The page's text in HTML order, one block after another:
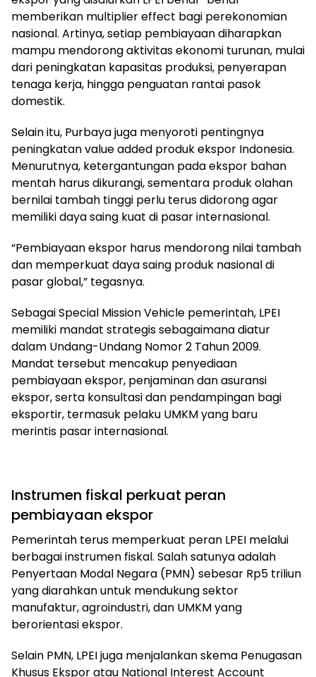
memberikan multiplier effect bagi perekonomian
nasional. Artinya, setiap pembiayaan diharapkan
mampu mendorong aktivitas ekonomi turunan, mulai
dari peningkatan kapasitas produksi, penyerapan
tenaga kerja, hingga penguatan rantai pasok
domestik.
Selain itu, Purbaya juga menyoroti pentingnya
peningkatan value added produk ekspor Indonesia.
Menurutnya, ketergantungan pada ekspor bahan
mentah harus dikurangi, sementara produk olahan
bernilai tambah tinggi perlu terus didorong agar
memiliki daya saing kuat di pasar internasional.
“Pembiayaan ekspor harus mendorong nilai tambah
dan memperkuat daya saing produk nasional di
pasar global,” tegasnya.
Sebagai Special Mission Vehicle pemerintah, LPEI
memiliki mandat strategis sebagaimana diatur
dalam Undang-Undang Nomor 2 Tahun 2009.
Mandat tersebut mencakup penyediaan
pembiayaan ekspor, penjaminan dan asuransi
ekspor, serta konsultasi dan pendampingan bagi
eksportir, termasuk pelaku UMKM yang baru
merintis pasar internasional.
Instrumen fiskal perkuat peran
pembiayaan ekspor
Pemerintah terus memperkuat peran LPEI melalui
berbagai instrumen fiskal. Salah satunya adalah
Penyertaan Modal Negara (PMN) sebesar Rp5 triliun
yang diarahkan untuk mendukung sektor
manufaktur, agroindustri, dan UMKM yang
berorientasi ekspor.
Selain PMN, LPEI juga menjalankan skema Penugasan
Khusus Ekspor atau National Interest Account